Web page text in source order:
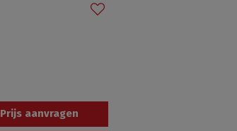
Prijs aanvragen